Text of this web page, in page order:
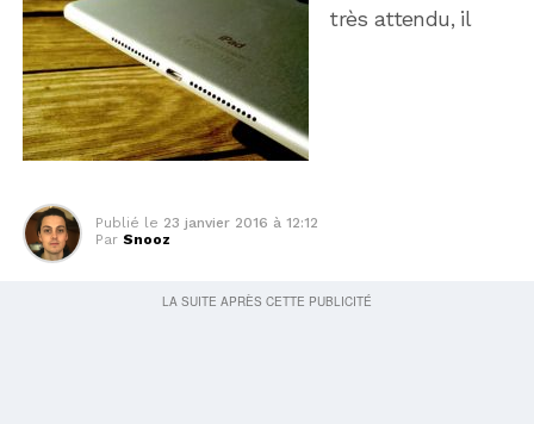
très attendu, il
Publié le 23 janvier 2016 à 12:12
Par Snooz